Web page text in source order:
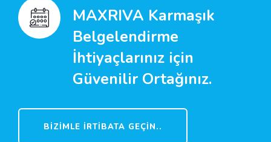
MAXRIVA Karmaşık
Belgelendirme
İhtiyaçlarınız için
Güvenilir Ortağınız.
BIZIMLE İRTIBATA GEÇIN..